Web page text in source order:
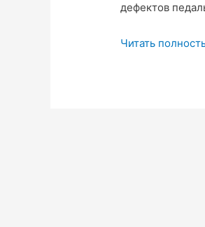
дефектов
Независимая
Читать